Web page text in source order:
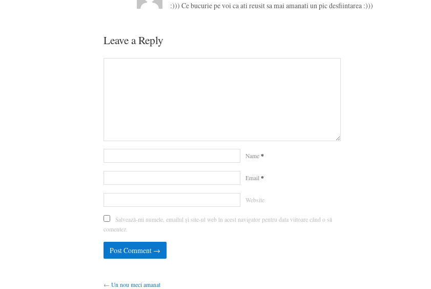
:))) Ce bucurie pe voi ca ati reusit sa mai amanati un pic desfiintarea :)))
Leave a Reply
Name *
Email *
Website
Salvează-mi numele, emailul și site-ul web în acest navigator pentru data viitoare când o să
comentez.
← Un nou meci amanat